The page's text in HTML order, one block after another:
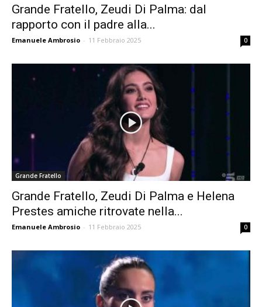
Grande Fratello, Zeudi Di Palma: dal
rapporto con il padre alla...
Emanuele Ambrosio - 11 Febbraio 2025 0
Grande Fratello
Grande Fratello, Zeudi Di Palma e Helena
Prestes amiche ritrovate nella...
Emanuele Ambrosio - 11 Febbraio 2025 0